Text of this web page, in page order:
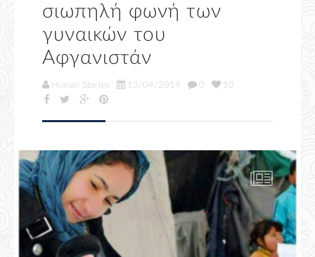
σιωπηλή φωνή των
γυναικών του
Αφγανιστάν
Human Stories 13/04/2019 0 10